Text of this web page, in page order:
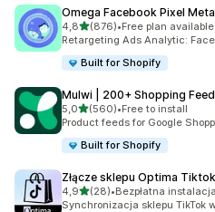
Omega Facebook Pixel
4,8na 5 gwiazdek
(876)
Łączna liczba recenzji: 876
•Free plan available
Retargeting Ads Analytic:
Built for Shopify
Mulwi | 200+ Shopping
5,0na 5 gwiazdek
(560)
Łączna liczba recenzji: 560
•Free to install
Product feeds for Google
Built for Shopify
Złącze sklepu Optima Tiktok
4,9na 5 gwiazdek
(28)
Łączna liczba recenzji: 28
•Bezpłatna instalacja
Synchronizacja sklepu TikTok